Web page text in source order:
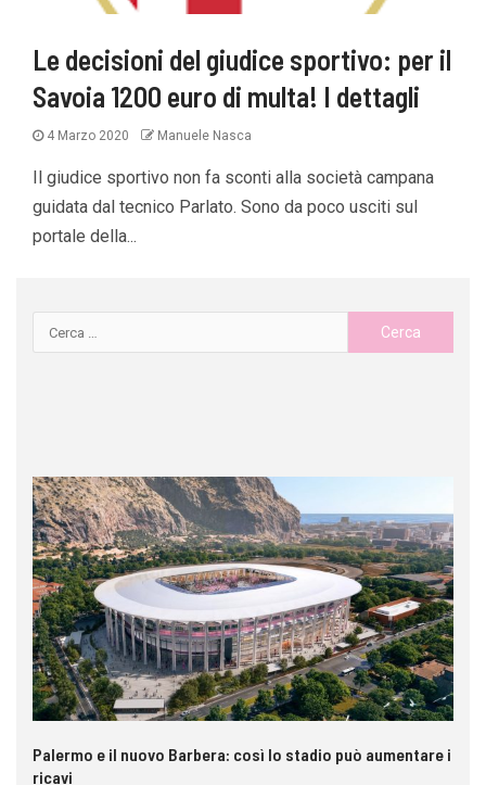
Le decisioni del giudice sportivo: per il
Savoia 1200 euro di multa! I dettagli
4 Marzo 2020 Manuele Nasca
Il giudice sportivo non fa sconti alla società campana
guidata dal tecnico Parlato. Sono da poco usciti sul
portale della...
Palermo e il nuovo Barbera: così lo stadio può aumentare i
ricavi